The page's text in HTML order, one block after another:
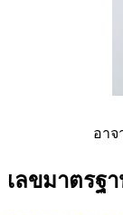
อาจ
เลขมาตรฐ